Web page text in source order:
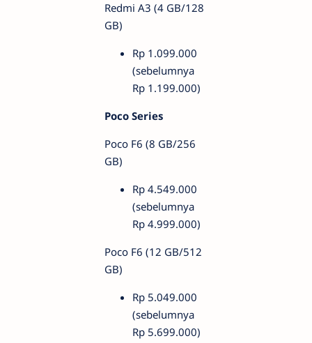
Redmi A3 (4 GB/128
GB)
Rp 1.099.000
(sebelumnya
Rp 1.199.000)
Poco Series
Poco F6 (8 GB/256
GB)
Rp 4.549.000
(sebelumnya
Rp 4.999.000)
Poco F6 (12 GB/512
GB)
Rp 5.049.000
(sebelumnya
Rp 5.699.000)